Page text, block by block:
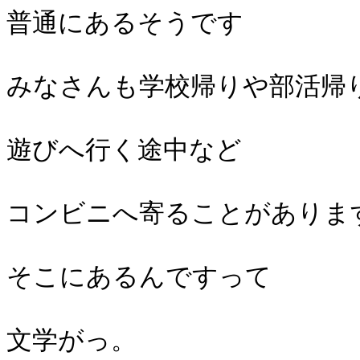
普通にあるそうです
みなさんも学校帰りや部活帰
遊びへ行く途中など
コンビニへ寄ることがありま
そこにあるんですって
文学がっ。